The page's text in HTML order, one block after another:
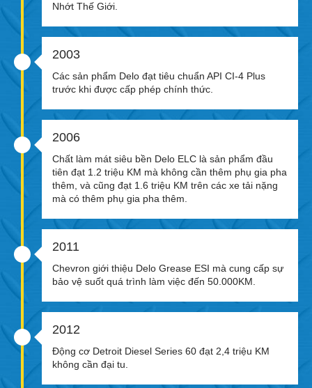
Nhớt Thế Giới.
2003
Các sản phẩm Delo đạt tiêu chuẩn API CI-4 Plus
trước khi được cấp phép chính thức.
2006
Chất làm mát siêu bền Delo ELC là sản phẩm đầu
tiên đạt 1.2 triệu KM mà không cần thêm phụ gia pha
thêm, và cũng đạt 1.6 triệu KM trên các xe tải nặng
mà có thêm phụ gia pha thêm.
2011
Chevron giới thiệu Delo Grease ESI mà cung cấp sự
bảo vệ suốt quá trình làm việc đến 50.000KM.
2012
Động cơ Detroit Diesel Series 60 đạt 2,4 triệu KM
không cần đại tu.